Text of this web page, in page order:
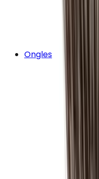
Ongles